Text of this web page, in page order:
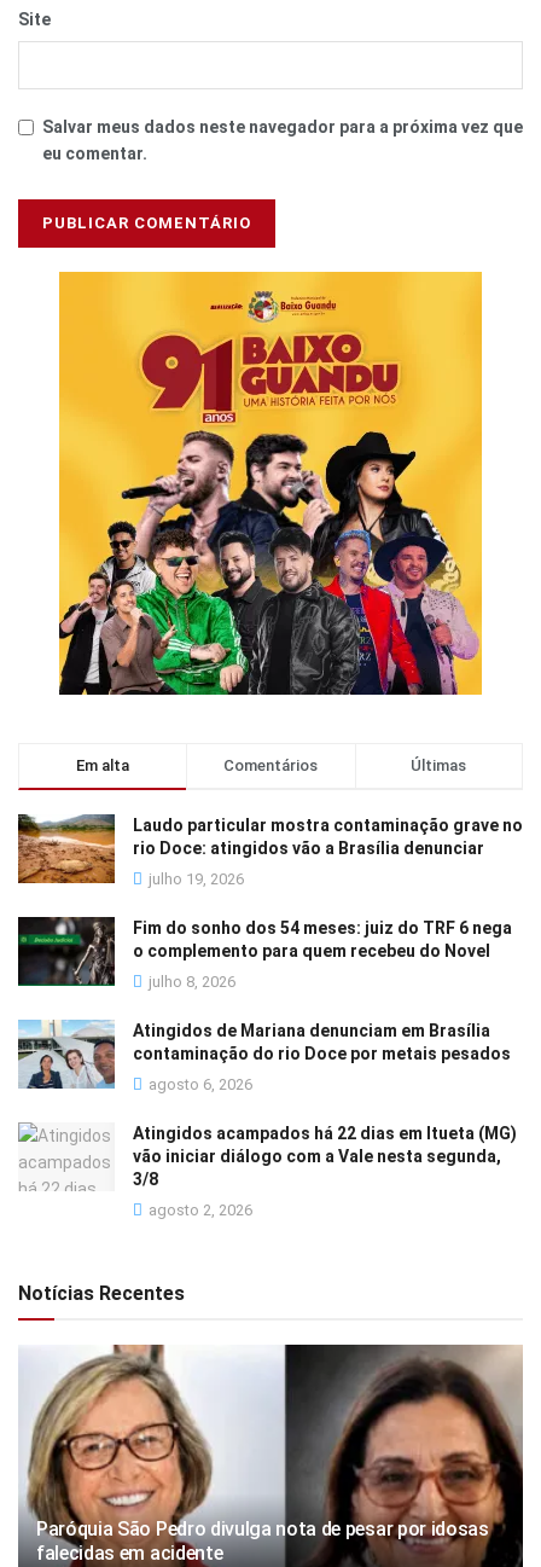
Site
Salvar meus dados neste navegador para a próxima vez que
eu comentar.
Em alta Comentários Últimas
Laudo particular mostra contaminação grave no
rio Doce: atingidos vão a Brasília denunciar
julho 19, 2026
Fim do sonho dos 54 meses: juiz do TRF 6 nega
o complemento para quem recebeu do Novel
julho 8, 2026
Atingidos de Mariana denunciam em Brasília
contaminação do rio Doce por metais pesados
agosto 6, 2026
Atingidos acampados há 22 dias em Itueta (MG)
vão iniciar diálogo com a Vale nesta segunda,
3/8
agosto 2, 2026
Notícias Recentes
Paróquia São Pedro divulga nota de pesar por idosas
falecidas em acidente